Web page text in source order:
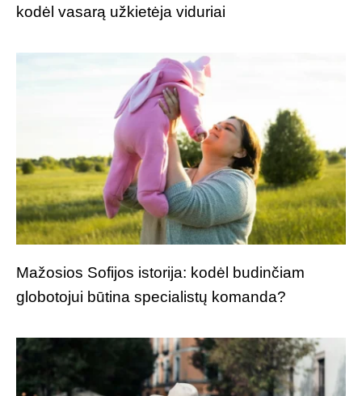
kodėl vasarą užkietėja viduriai
Mažosios Sofijos istorija: kodėl budinčiam
globotojui būtina specialistų komanda?